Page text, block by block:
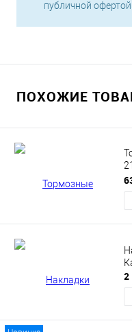
публичной офертой.
ПОХОЖИЕ
2